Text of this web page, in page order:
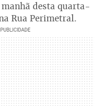
desta quarta-
Rua Perimetral.